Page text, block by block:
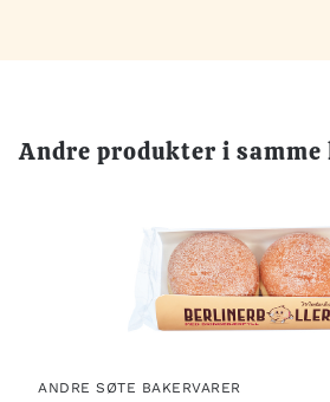
Andre produkter i
ANDRE SØTE BAKERVARER